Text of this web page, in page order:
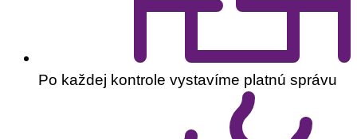
Po každej kontrole vystavíme platnú správu